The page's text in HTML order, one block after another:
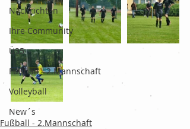
Nachrichten
Ihre Community
Ü35
Fußball - 2.Mannschaft
Volleyball
New´s
Fußball - 2.Mannschaft